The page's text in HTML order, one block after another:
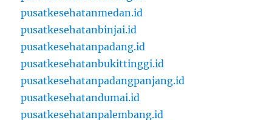
pusatkesehatanmedan.id
pusatkesehatanbinjai.id
pusatkesehatanpadang.id
pusatkesehatanbukittinggi.id
pusatkesehatanpadangpanjang.id
pusatkesehatandumai.id
pusatkesehatanpalembang.id